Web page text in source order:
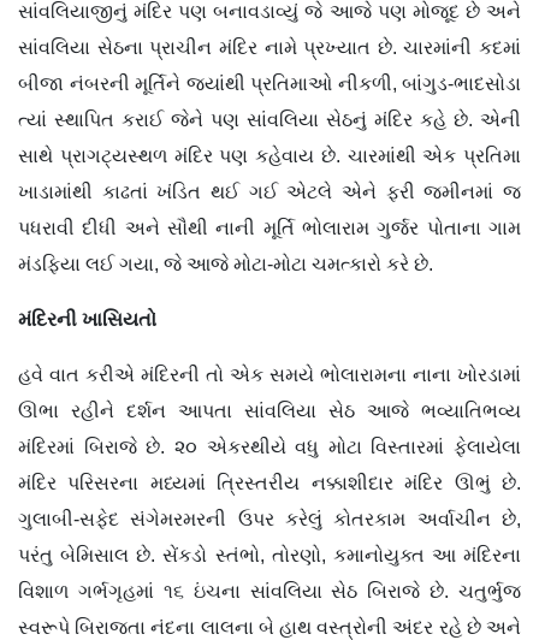
સાંવલિયાજીનું મંદિર પણ બનાવડાવ્યું જે આજે પણ મોજૂદ છે અને
સાંવલિયા સેઠના પ્રાચીન મંદિર નામે પ્રખ્યાત છે. ચારમાંની કદમાં
બીજા નંબરની મૂર્તિને જ્યાંથી પ્રતિમાઓ નીકળી, બાંગુડ-ભાદસોડા
ત્યાં સ્થાપિત કરાઈ જેને પણ સાંવલિયા સેઠનું મંદિર કહે છે. એની
સાથે પ્રાગટ્યસ્થળ મંદિર પણ કહેવાય છે. ચારમાંથી એક પ્રતિમા
ખાડામાંથી કાઢતાં ખંડિત થઈ ગઈ એટલે એને ફરી જમીનમાં જ
પધરાવી દીધી અને સૌથી નાની મૂર્તિ ભોલારામ ગુર્જર પોતાના ગામ
મંડફિયા લઈ ગયા, જે આજે મોટા-મોટા ચમત્કારો કરે છે.
મંદિરની ખાસિયતો
હવે વાત કરીએ મંદિરની તો એક સમયે ભોલારામના નાના ખોરડામાં
ઊભા રહીને દર્શન આપતા સાંવલિયા સેઠ આજે ભવ્યાતિભવ્ય
મંદિરમાં બિરાજે છે. ૨૦ એકરથીયે વધુ મોટા વિસ્તારમાં ફેલાયેલા
મંદિર પરિસરના મધ્યમાં ત્રિસ્તરીય નક્કાશીદાર મંદિર ઊભું છે.
ગુલાબી-સફેદ સંગેમરમરની ઉપર કરેલું કોતરકામ અર્વાચીન છે,
પરંતુ બેમિસાલ છે. સેંકડો સ્તંભો, તોરણો, કમાનોયુક્ત આ મંદિરના
વિશાળ ગર્ભગૃહમાં ૧૬ ઇંચના સાંવલિયા સેઠ બિરાજે છે. ચતુર્ભુજ
સ્વરૂપે બિરાજતા નંદના લાલના બે હાથ વસ્ત્રોની અંદર રહે છે અને